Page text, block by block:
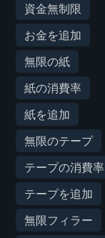
資金無制限
お金を追加
無限の紙
紙の消費率
紙を追加
無限のテープ
テープの消費率
テープを追加
無限フィラー